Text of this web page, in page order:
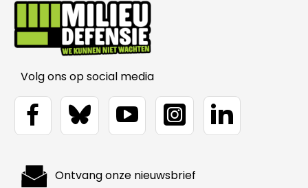
Volg ons op social media
Ontvang onze nieuwsbrief